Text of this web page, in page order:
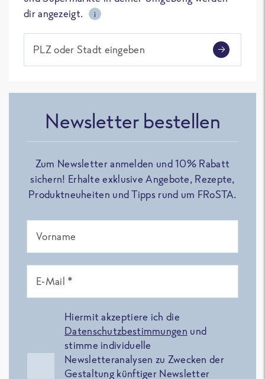
dir angezeigt.
i
PLZ oder Stadt eingeben
Newsletter bestellen
Zum Newsletter anmelden und 10% Rabatt
sichern! Erhalte exklusive Angebote, Rezepte,
Produktneuheiten und Tipps rund um FRoSTA.
Vorname
E-Mail *
Hiermit akzeptiere ich die
Datenschutzbestimmungen und
stimme individuelle
Newsletteranalysen zu Zwecken der
Gestaltung künftiger Newsletter